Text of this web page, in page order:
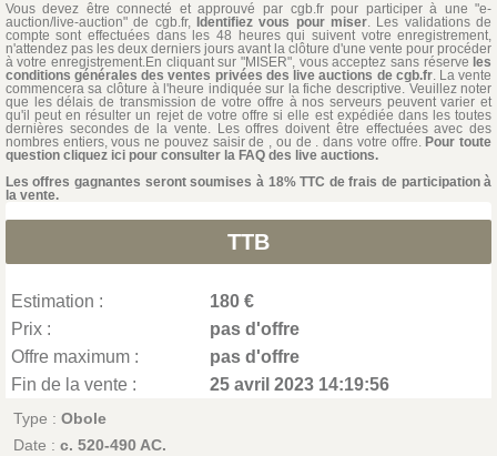
Vous devez être connecté et approuvé par cgb.fr pour participer à une "e-
auction/live-auction" de cgb.fr, Identifiez vous pour miser. Les validations de
compte sont effectuées dans les 48 heures qui suivent votre enregistrement,
n'attendez pas les deux derniers jours avant la clôture d'une vente pour procéder
à votre enregistrement.En cliquant sur "MISER", vous acceptez sans réserve les
conditions générales des ventes privées des live auctions de cgb.fr. La vente
commencera sa clôture à l'heure indiquée sur la fiche descriptive. Veuillez noter
que les délais de transmission de votre offre à nos serveurs peuvent varier et
qu'il peut en résulter un rejet de votre offre si elle est expédiée dans les toutes
dernières secondes de la vente. Les offres doivent être effectuées avec des
nombres entiers, vous ne pouvez saisir de , ou de . dans votre offre. Pour toute
question cliquez ici pour consulter la FAQ des live auctions.
Les offres gagnantes seront soumises à 18% TTC de frais de participation à
la vente.
TTB
Estimation :
180 €
Prix :
pas d'offre
Offre maximum :
pas d'offre
Fin de la vente :
25 avril 2023 14:19:56
Type : Obole
Date : c. 520-490 AC.